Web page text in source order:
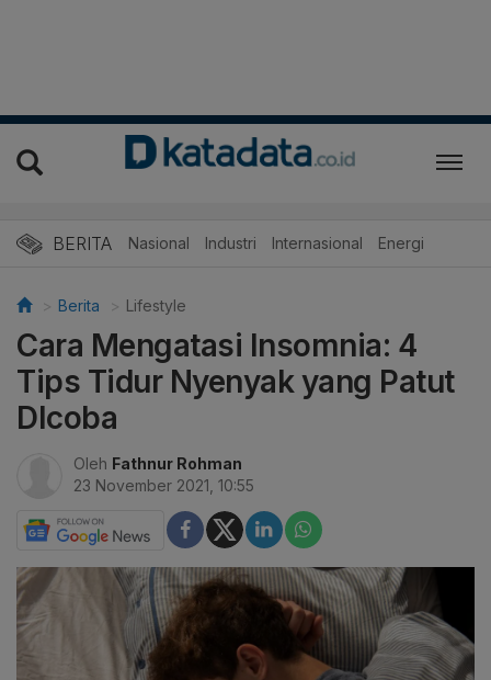
BERITA Nasional Industri Internasional Energi
Berita Lifestyle
Cara Mengatasi Insomnia: 4
Tips Tidur Nyenyak yang Patut
DIcoba
Oleh Fathnur Rohman
23 November 2021, 10:55